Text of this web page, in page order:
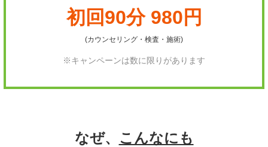
初回90分 980円
(カウンセリング・検査・施術)
※キャンペーンは数に限りがあります
なぜ、 こんなにも